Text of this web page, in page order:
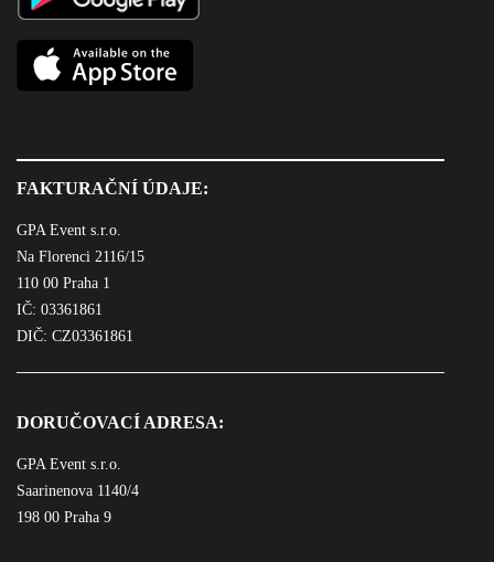
FAKTURAČNÍ ÚDAJE:
GPA Event s.r.o.
Na Florenci 2116/15
110 00 Praha 1
IČ: 03361861
DIČ: CZ03361861
DORUČOVACÍ ADRESA:
GPA Event s.r.o.
Saarinenova 1140/4
198 00 Praha 9